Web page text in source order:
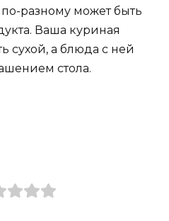
разному может быть
Ваша куриная
сухой, а блюда с ней
стола.